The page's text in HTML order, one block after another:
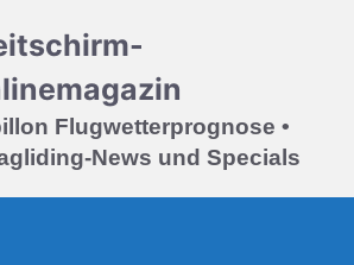
Flugwetterprognose •
News und Specials